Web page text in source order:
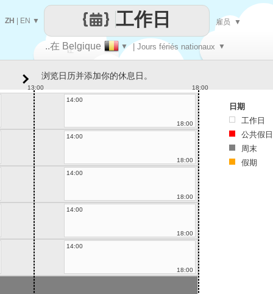
让
每一天
..在 Belgique ▼ | Jours fériés nationaux ▼
工作日
ZH EN ▼ 雇员 ▼
浏览日历并添加你的休息日。
13:00
18:00
14:00
18:00
14:00
18:00
14:00
18:00
14:00
18:00
14:00
18:00
日期
工作日
公共假日
周末
假期